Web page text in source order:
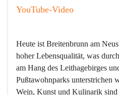
YouTube-Video
Heute ist Breitenbrunn am
hoher Lebensqualität, was
am Hang des Leithagebirges
Pußtawohnparks unterstrichen
Wein, Kunst und Kulinarik sind